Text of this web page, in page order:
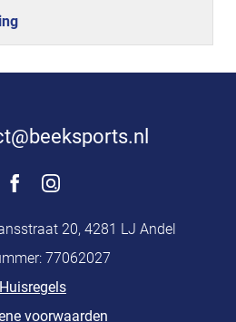
20, 4281 LJ Andel
77062027
Huisregels
voorwaarden